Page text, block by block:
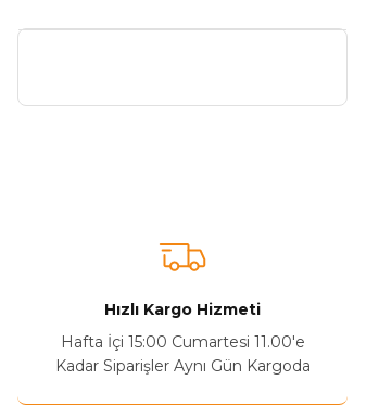
Hızlı Kargo Hizmeti
Hafta İçi 15:00 Cumartesi 11.00'e
Kadar Siparişler Aynı Gün Kargoda